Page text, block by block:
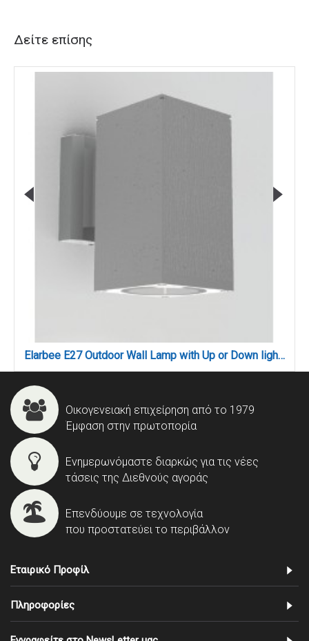
Δείτε επίσης
Elarbee E27 Outdoor Wall Lamp with Up or Down light Grey (80203834)
Οικογενειακή επιχείρηση από το 1979
Έμφαση στην πρωτοπορία
Ενημερωνόμαστε διαρκώς για τις νέες
τάσεις της Διεθνούς αγοράς
Επενδύουμε σε τεχνολογία
που προστατεύει το περιβάλλον
Εταιρικό Προφίλ
Πληροφορίες